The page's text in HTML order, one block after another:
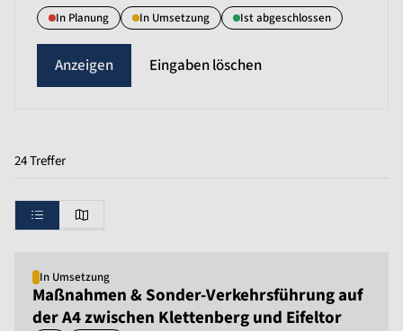
In Planung In Umsetzung Ist abgeschlossen
Eingaben löschen
24 Treffer
In Umsetzung
Maßnahmen & Sonder-Verkehrsführung auf
der A4 zwischen Klettenberg und Eifeltor